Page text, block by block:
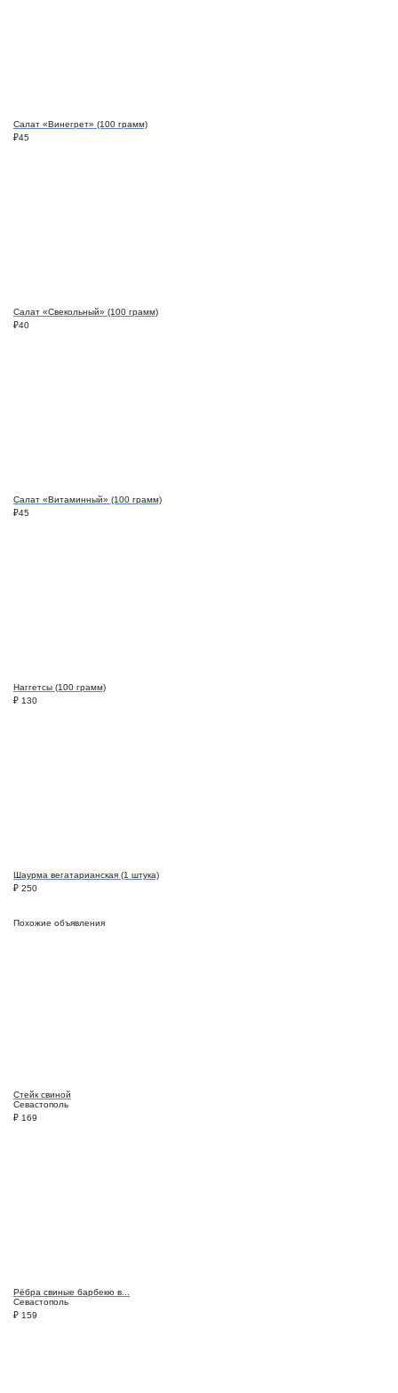
Салат «Винегрет» (100 грамм)
₽45
Салат «Свекольный» (100 грамм)
₽40
Салат «Витаминный» (100 грамм)
₽45
Наггетсы (100 грамм)
₽ 130
Шаурма вегатарианская (1 штука)
₽ 250
Похожие объявления
Стейк свиной
Севастополь
₽ 169
Рёбра свиные барбекю в...
Севастополь
₽ 159